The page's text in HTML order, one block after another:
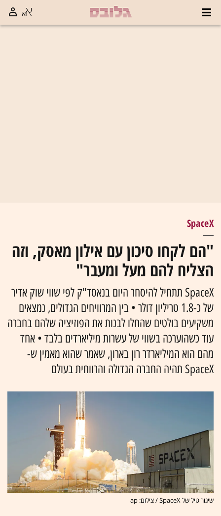
SpaceX
"הם לקחו סיכון עם אילון מאסק, וזה
הצליח להם מעל ומעבר"
SpaceX תתחיל להיסחר היום בנאסד"ק לפי שווי שוק אדיר
של כ-1.8 טריליון דולר • בין המרוויחים הגדולים, נמצאים
משקיעים בולטים שהחלו לבנות את הפוזיציה שלהם בחברה
עוד כשהוערכה בשווי של עשרות מיליארדים בלבד • אחד
מהם הוא המיליארדר רון בארון, שאמר שהוא מאמין ש-
SpaceX תהיה החברה הגדולה והרווחית בעולם
שיגור טיל של SpaceX / צילום: ap